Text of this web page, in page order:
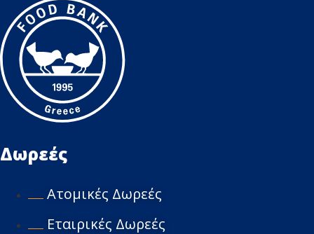
Δωρεές
Ατομικές Δωρεές
Εταιρικές Δωρεές